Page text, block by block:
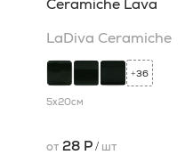
Сeramiche Lava
LaDiva Сeramiche
+36
5x20см
от 28 Р/ шт